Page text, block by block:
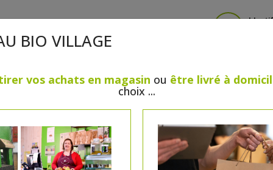
BOULANGERIE / PÂTISSERIE SANS GLUTEN, SANS
BEAUTÉ HUILES ESSENTIELLES MAISON
BIO VILLAGE
vos achats en magasin ou être livré à
choix ...